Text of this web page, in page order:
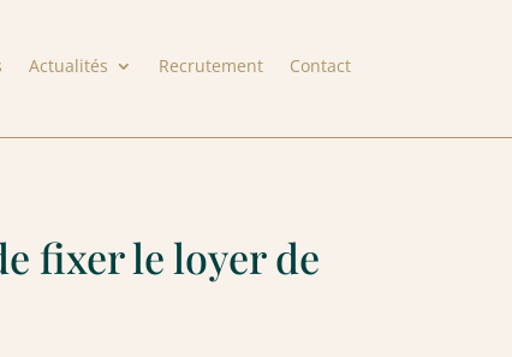
Actualités Recrutement Contact
fixer le loyer de